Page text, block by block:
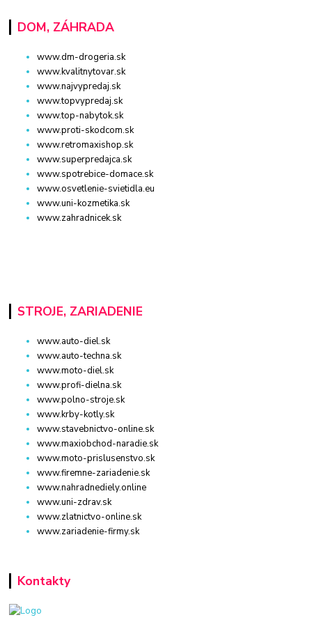
DOM, ZÁHRADA
www.dm-drogeria.sk
www.kvalitnytovar.sk
www.najvypredaj.sk
www.topvypredaj.sk
www.top-nabytok.sk
www.proti-skodcom.sk
www.retromaxishop.sk
www.superpredajca.sk
www.spotrebice-domace.sk
www.osvetlenie-svietidla.eu
www.uni-kozmetika.sk
www.zahradnicek.sk
STROJE, ZARIADENIE
www.auto-diel.sk
www.auto-techna.sk
www.moto-diel.sk
www.profi-dielna.sk
www.polno-stroje.sk
www.krby-kotly.sk
www.stavebnictvo-online.sk
www.maxiobchod-naradie.sk
www.moto-prislusenstvo.sk
www.firemne-zariadenie.sk
www.nahradnediely.online
www.uni-zdrav.sk
www.zlatnictvo-online.sk
www.zariadenie-firmy.sk
Kontakty